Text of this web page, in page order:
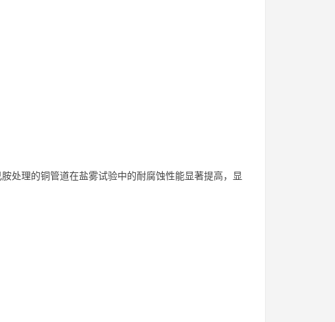
处理的铜管道在盐雾试验中的耐腐蚀性能显著提高，显